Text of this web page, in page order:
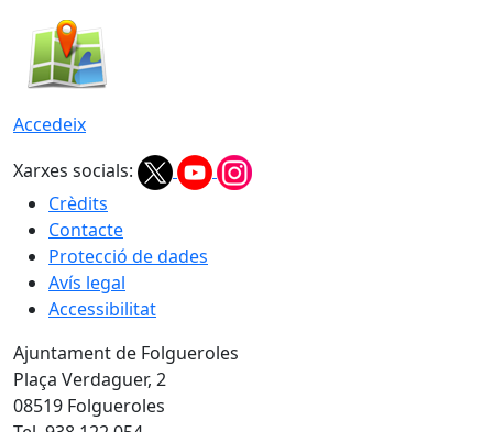
Accedeix
Xarxes socials:
Crèdits
Contacte
Protecció de dades
Avís legal
Accessibilitat
Ajuntament de Folgueroles
Plaça Verdaguer, 2
08519 Folgueroles